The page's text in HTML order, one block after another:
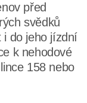
před
svědků
i do jeho jízdní
k nehodové
158 nebo